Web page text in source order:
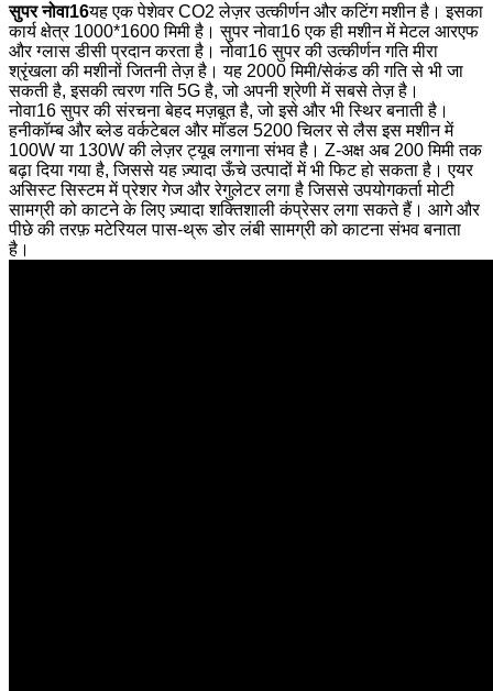
सुपर नोवा16यह एक पेशेवर CO2 लेज़र उत्कीर्णन और कटिंग मशीन है। इसका
कार्य क्षेत्र 1000*1600 मिमी है। सुपर नोवा16 एक ही मशीन में मेटल आरएफ
और ग्लास डीसी प्रदान करता है। नोवा16 सुपर की उत्कीर्णन गति मीरा
श्रृंखला की मशीनों जितनी तेज़ है। यह 2000 मिमी/सेकंड की गति से भी जा
सकती है, इसकी त्वरण गति 5G है, जो अपनी श्रेणी में सबसे तेज़ है।
नोवा16 सुपर की संरचना बेहद मज़बूत है, जो इसे और भी स्थिर बनाती है।
हनीकॉम्ब और ब्लेड वर्कटेबल और मॉडल 5200 चिलर से लैस इस मशीन में
100W या 130W की लेज़र ट्यूब लगाना संभव है। Z-अक्ष अब 200 मिमी तक
बढ़ा दिया गया है, जिससे यह ज़्यादा ऊँचे उत्पादों में भी फिट हो सकता है। एयर
असिस्ट सिस्टम में प्रेशर गेज और रेगुलेटर लगा है जिससे उपयोगकर्ता मोटी
सामग्री को काटने के लिए ज़्यादा शक्तिशाली कंप्रेसर लगा सकते हैं। आगे और
पीछे की तरफ़ मटेरियल पास-थ्रू डोर लंबी सामग्री को काटना संभव बनाता
है।